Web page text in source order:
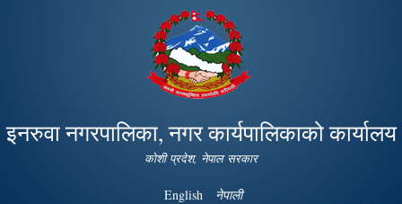
Skip to
main
content
इनरुवा नगरपालिका, नगर कार्यपालिकाको कार्यालय
कोशी प्रदेश, नेपाल सरकार
English नेपाली